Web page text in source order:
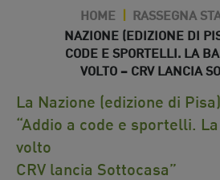
HOME | RASSEGNA
NAZIONE (EDIZIONE DI
CODE E SPORTELLI. LA
VOLTO – CRV LANCIA
23 Lug 2016
La Nazione (edizione di Pisa)
“Addio a code e sportelli.
volto
CRV lancia Sottocasa”